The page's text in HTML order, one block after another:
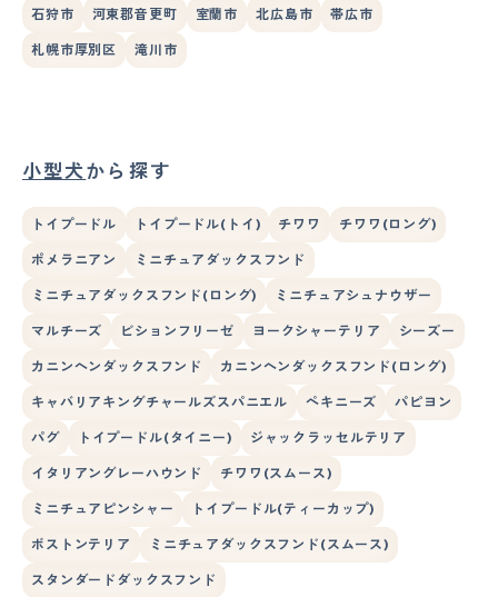
石狩市 河東郡音更町 室蘭市 北広島市 帯広市
札幌市厚別区 滝川市
小型犬から探す
トイプードル トイプードル(トイ) チワワ チワワ(ロング)
ポメラニアン ミニチュアダックスフンド
ミニチュアダックスフンド(ロング) ミニチュアシュナウザー
マルチーズ ビションフリーゼ ヨークシャーテリア シーズー
カニンヘンダックスフンド カニンヘンダックスフンド(ロング)
キャバリアキングチャールズスパニエル ペキニーズ パピヨン
パグ トイプードル(タイニー) ジャックラッセルテリア
イタリアングレーハウンド チワワ(スムース)
ミニチュアピンシャー トイプードル(ティーカップ)
ボストンテリア ミニチュアダックスフンド(スムース)
スタンダードダックスフンド